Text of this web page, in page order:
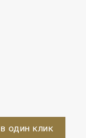
один клик